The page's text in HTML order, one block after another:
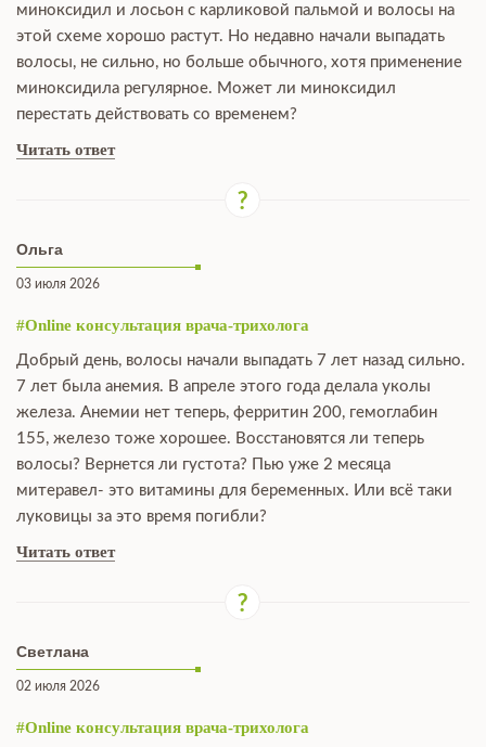
миноксидил и лосьон с карликовой пальмой и волосы на
этой схеме хорошо растут. Но недавно начали выпадать
волосы, не сильно, но больше обычного, хотя применение
миноксидила регулярное. Может ли миноксидил
перестать действовать со временем?
Читать ответ
Ольга
03 июля 2026
#Online консультация врача-трихолога
Добрый день, волосы начали выпадать 7 лет назад сильно.
7 лет была анемия. В апреле этого года делала уколы
железа. Анемии нет теперь, ферритин 200, гемоглабин
155, железо тоже хорошее. Восстановятся ли теперь
волосы? Вернется ли густота? Пью уже 2 месяца
митеравел- это витамины для беременных. Или всё таки
луковицы за это время погибли?
Читать ответ
Светлана
02 июля 2026
#Online консультация врача-трихолога